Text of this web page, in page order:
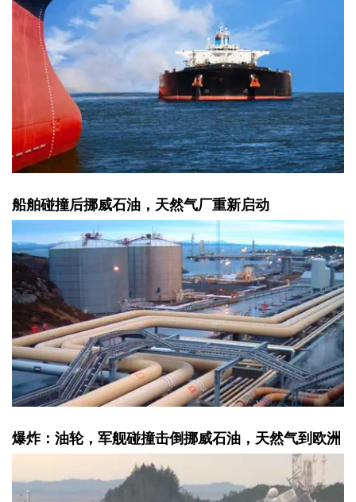
船舶碰撞后挪威石油，天然气厂重新启动
爆炸：油轮，军舰碰撞击倒挪威石油，天然气到欧洲